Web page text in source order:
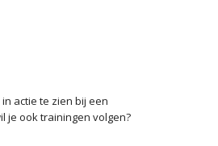
actie te zien bij een
je ook trainingen volgen?